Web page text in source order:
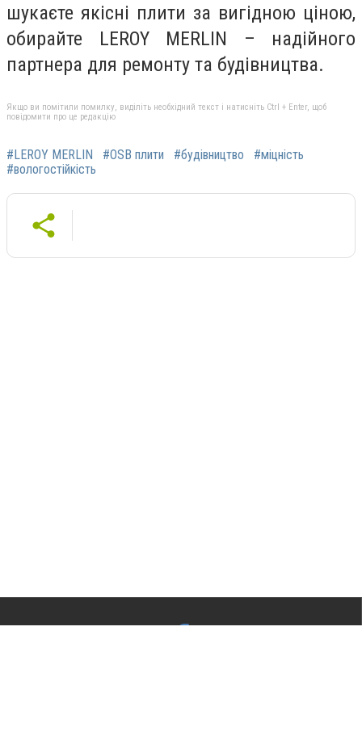
шукаєте якісні плити за вигідною ціною,
обирайте LEROY MERLIN – надійного
партнера для ремонту та будівництва.
Якщо ви помітили помилку, виділіть необхідний текст і натисніть Ctrl + Enter, щоб
повідомити про це редакцію
#LEROY MERLIN #OSB плити #будівництво
#міцність
#вологостійкість